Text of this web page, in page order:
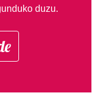
duzu.